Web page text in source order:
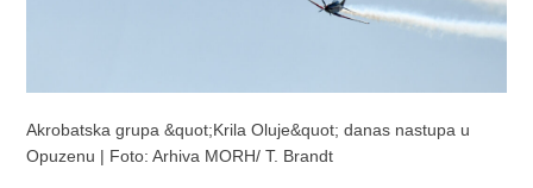
Akrobatska grupa &quot;Krila Oluje&quot; danas nastupa u
Opuzenu | Foto: Arhiva MORH/ T. Brandt